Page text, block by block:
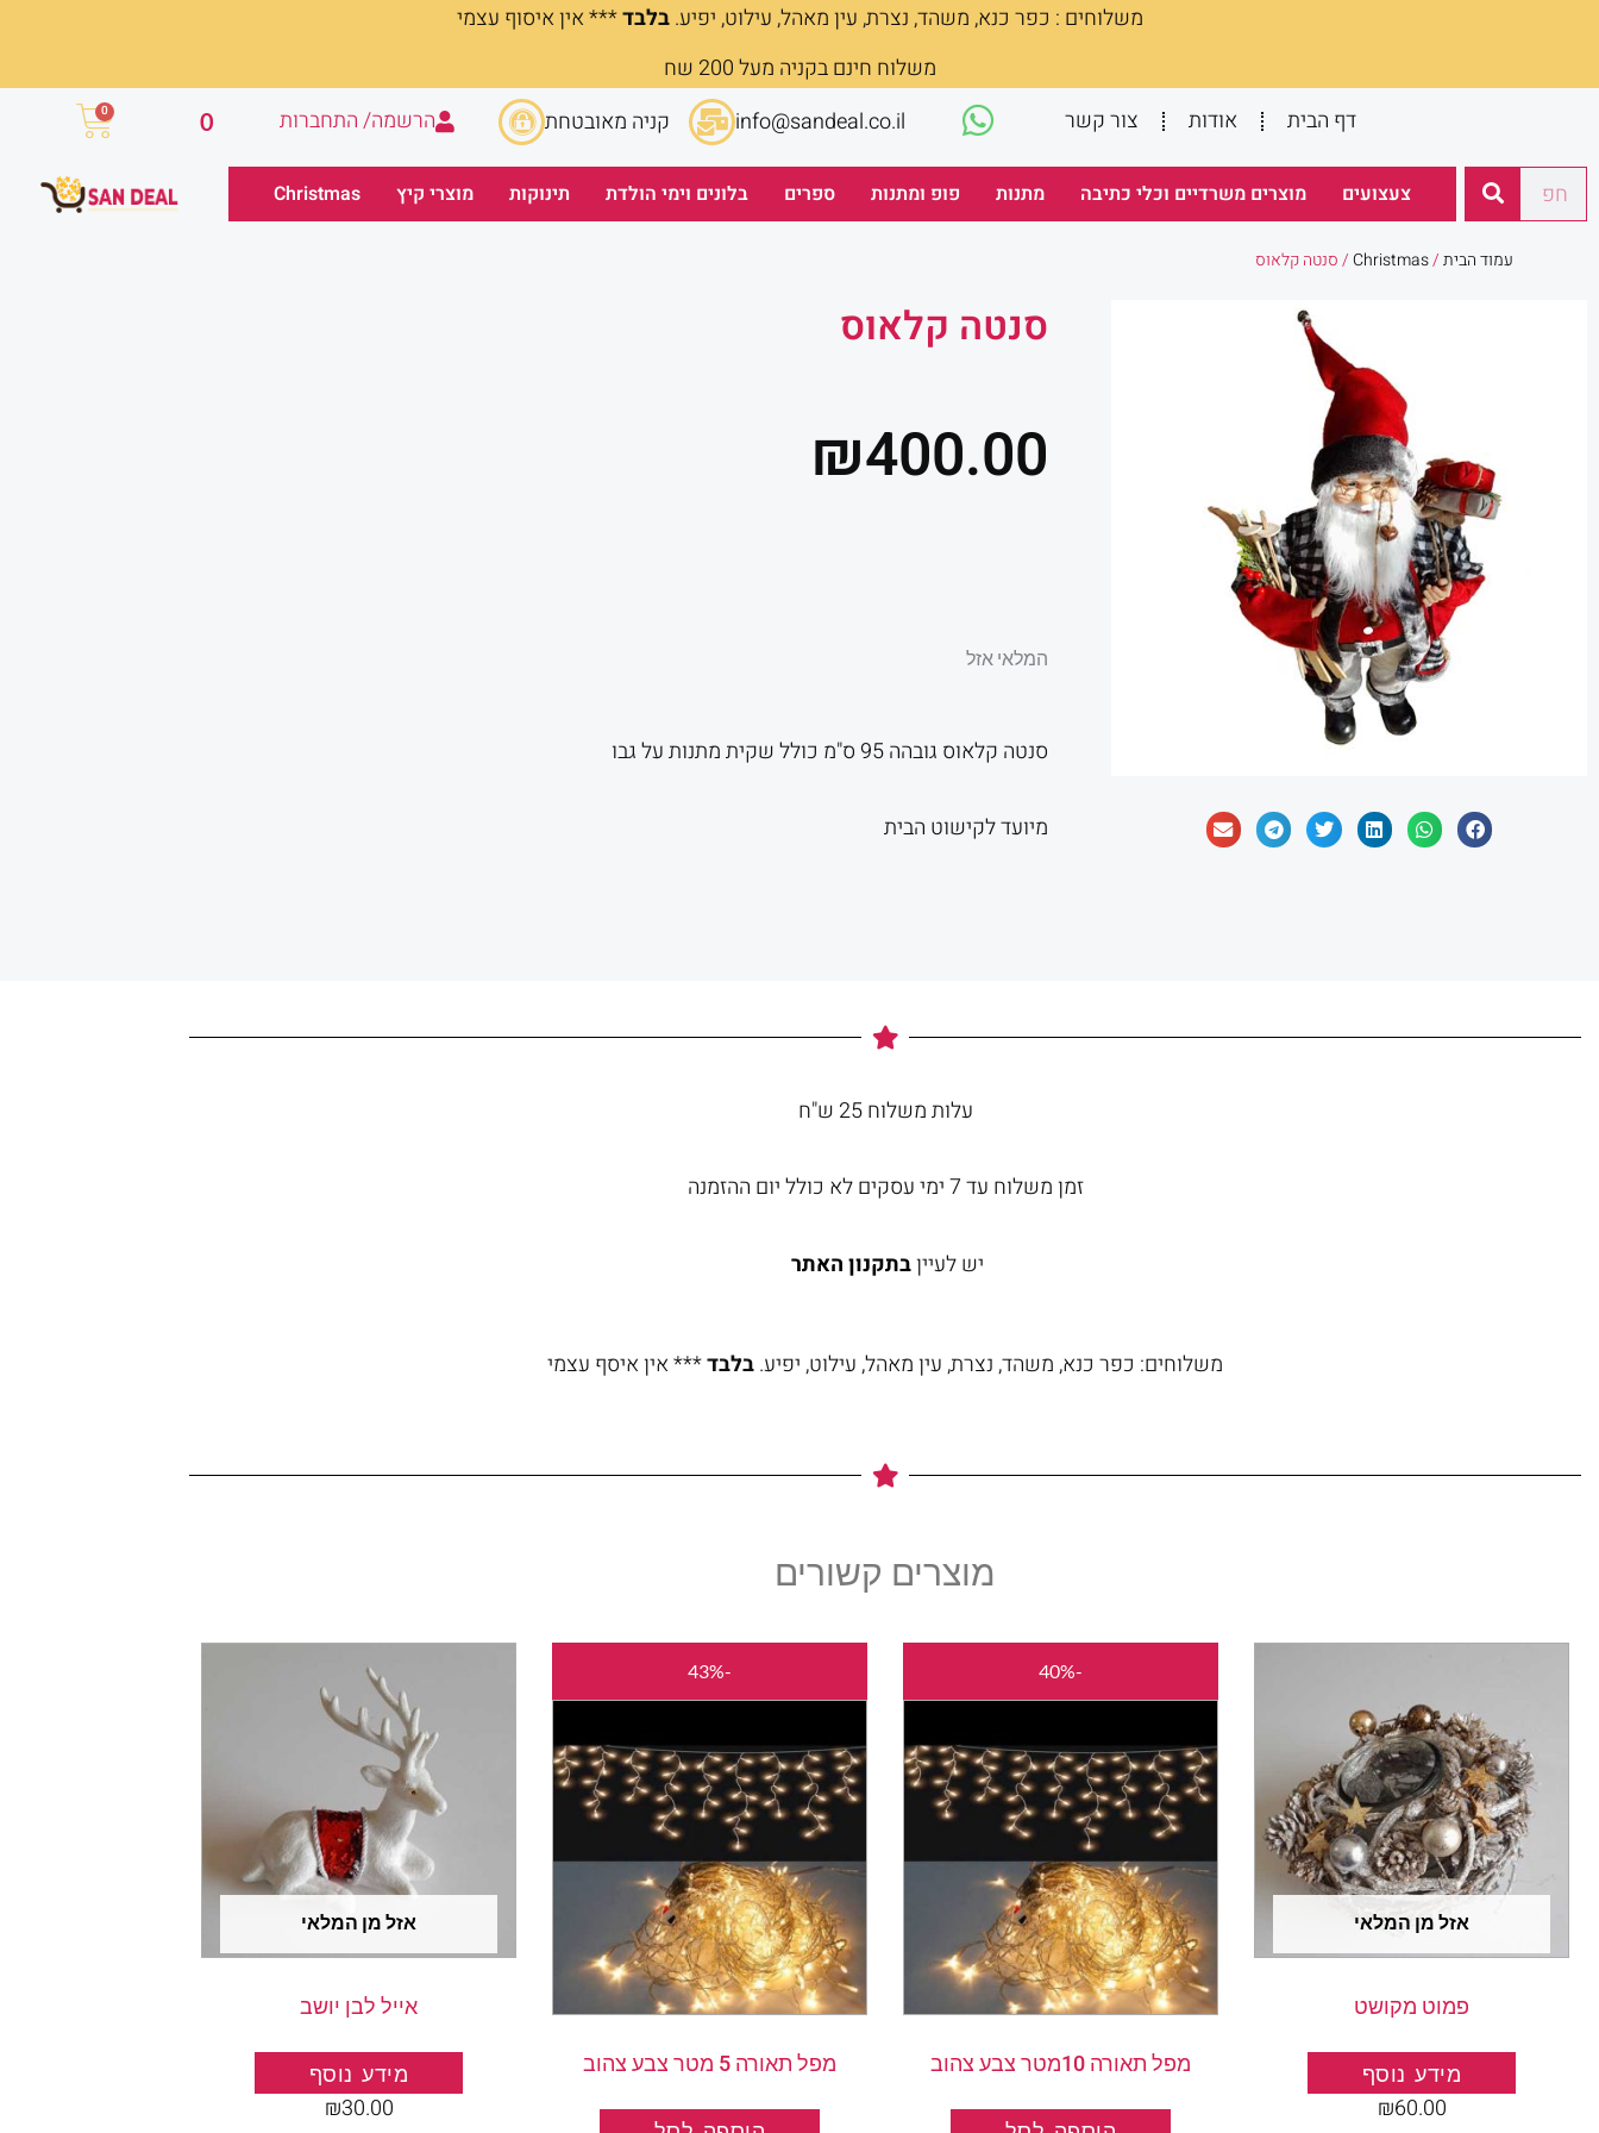
משלוחים : כפר כנא, משהד, נצרת, עין מאהל, עילוט, יפיע.בלבד*** אין איסוף עצמי
משלוח חינם בקניה מעל 200 שח
דף הבית
אודות צור קשר info@sandeal.co.il קניה מאובטחת הרשמה/ התחברות 0
0
עגלת
חיפוש צעצועים מוצרים משרדיים וכלי כתיבה מתנות פופ ומתנות ספרים בלונים וימי הולדת תינוקות מוצרי קיץ Christmas
עמוד הבית/
Christmas/ סנטה קלאוס
סנטה קלאוס
₪400.00
המלאי אזל
סנטה קלאוס גובהה 95 ס"מ כולל שקית מתנות על גבו
מיועד לקישוט הבית
עלות משלוח 25 ש"ח
זמן משלוח עד 7 ימי עסקים לא כולל יום ההזמנה
יש לעייןבתקנון האתר
משלוחים: כפר כנא, משהד, נצרת, עין מאהל, עילוט, יפיע.בלבד*** אין איסף עצמי
מוצרים קשורים
אזל מן המלאי
פמוט מקושט
מידע נוסף
₪60.00
-40%
מפל תאורה 10מטר צבע צהוב
המקורי
היה:
הוא:
₪145.00.
-43%
מפל תאורה 5 מטר צבע צהוב
המקורי
היה:
הוא:
₪85.00.
אזל מן המלאי
אייל לבן יושב
מידע נוסף
₪30.00